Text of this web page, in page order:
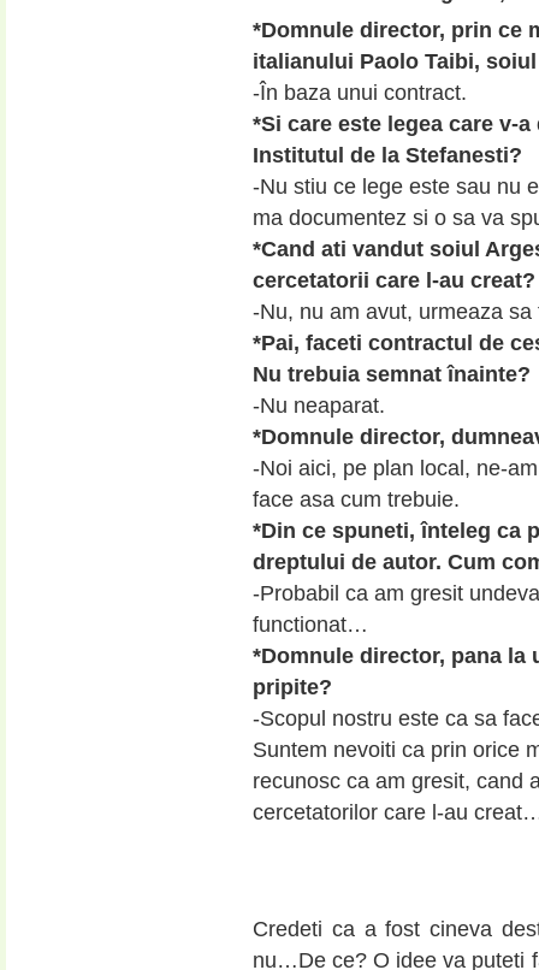
*Domnule director, prin ce
italianului Paolo Taibi,
-În baza unui contract.
*Si care este legea care v-
Institutul de la Stefanesti?
-Nu stiu ce lege este sau nu
ma documentez si o sa va
*Cand ati vandut soiul
cercetatorii care l-au creat?
-Nu, nu am avut, urmeaza
*Pai, faceti contractul de
Nu trebuia semnat înainte?
-Nu neaparat.
*Domnule director,
-Noi aici, pe plan local, ne-
face asa cum trebuie.
*Din ce spuneti, înteleg ca
dreptului de autor. Cum
-Probabil ca am gresit
functionat…
*Domnule director, pana la
pripite?
-Scopul nostru este ca sa
Suntem nevoiti ca prin orice
recunosc ca am gresit, cand
cercetatorilor care l-au
Credeti ca a fost cineva
nu…De ce? O idee va puteti